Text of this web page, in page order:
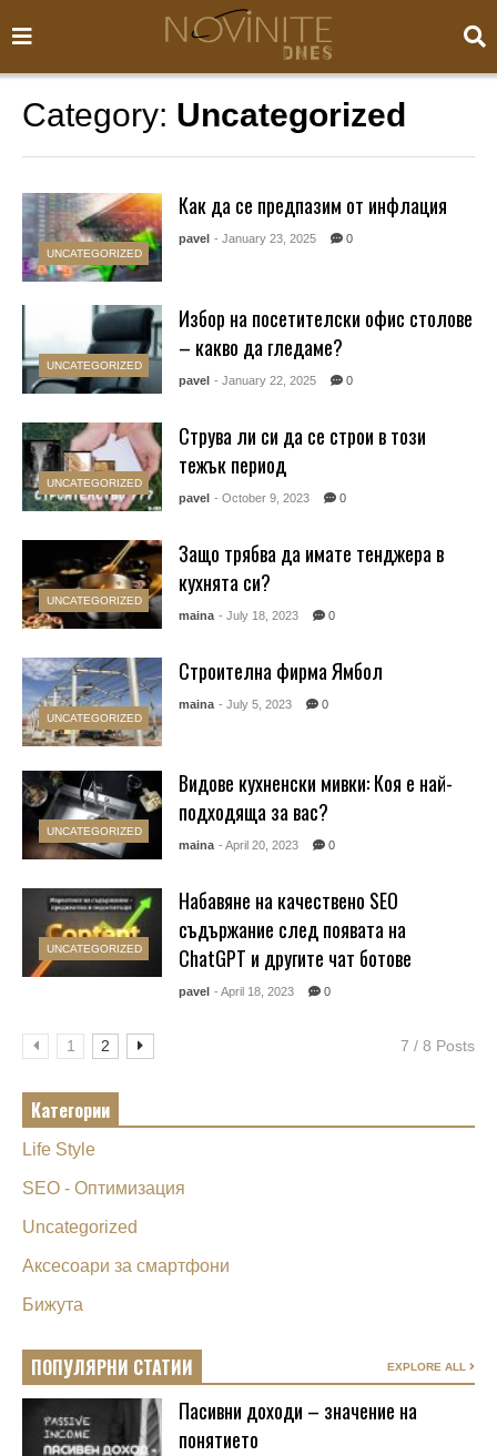
Category: Uncategorized
UNCATEGORIZED
Как да се предпазим от инфлация
pavel - January 23, 2025 0
UNCATEGORIZED
Избор на посетителски офис столове
– какво да гледаме?
pavel - January 22, 2025 0
UNCATEGORIZED
Струва ли си да се строи в този
тежък период
pavel - October 9, 2023 0
UNCATEGORIZED
Защо трябва да имате тенджера в
кухнята си?
maina - July 18, 2023 0
UNCATEGORIZED
Строителна фирма Ямбол
maina - July 5, 2023 0
UNCATEGORIZED
Видове кухненски мивки: Коя е най-
подходяща за вас?
maina - April 20, 2023 0
UNCATEGORIZED
Набавяне на качествено SEO
съдържание след появата на
ChatGPT и другите чат ботове
pavel - April 18, 2023 0
1 2 7 / 8 Posts
Категории
Life Style
SEO - Оптимизация
Uncategorized
Аксесоари за смартфони
Бижута
ПОПУЛЯРНИ СТАТИИ EXPLORE ALL
Пасивни доходи – значение на
понятието